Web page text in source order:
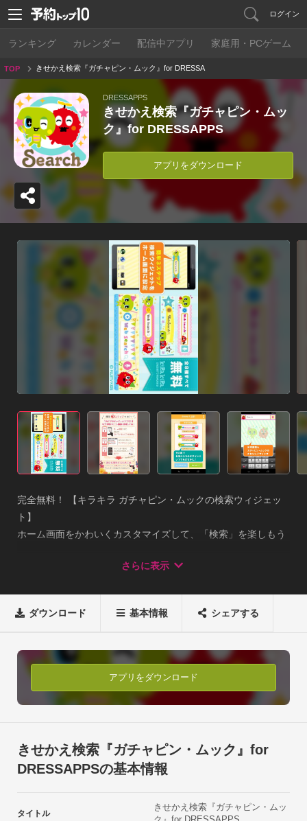
ログイン
ランキング カレンダー 配信中アプリ 家庭用・PCゲーム
TOP
きせかえ検索『ガチャピン・ムック』for DRESSA
PPS
DRESSAPPS
きせかえ検索『ガチャピン・ムッ
ク』for DRESSAPPS
アプリをダウンロード
完全無料！ 【キラキラ ガチャピン・ムックの検索ウィジェッ
ト】
ホーム画面をかわいくカスタマイズして、「検索」を楽しもう
とっても便利なウィジェットアプリです！◆おすすめポイント
ワード検索）
・検索キーワードの履歴を簡単に削除、管理する事が出来ま
す。
・音声入力にも対応しているのでスムーズにネット検索できま
このアプリはホーム画面に設置して使う検索窓のウィジェット
アプリです。
ご利用には、別途基本アプリ「DRESSAPPS」をダウンロード
種類ありますパターン1
さらに表示
ダウンロード 基本情報 シェアする
アプリをダウンロード
きせかえ検索『ガチャピン・ムック』for
DRESSAPPSの基本情報
タイトル
きせかえ検索『ガチャピン・ムッ